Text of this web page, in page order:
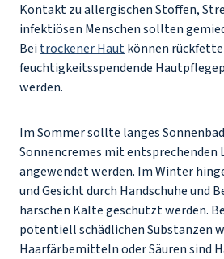
Kontakt zu allergischen Stoffen,
infektiösen Menschen sollten
Bei trockener Hautkönnen
feuchtigkeitsspendende
werden.
Im Sommer sollte langes
Sonnencremes mit
angewendet werden. Im Winter
und Gesicht durch Handschuhe und
harschen Kälte geschützt werden.
potentiell schädlichen Substanzen
Haarfärbemitteln oder Säuren sind